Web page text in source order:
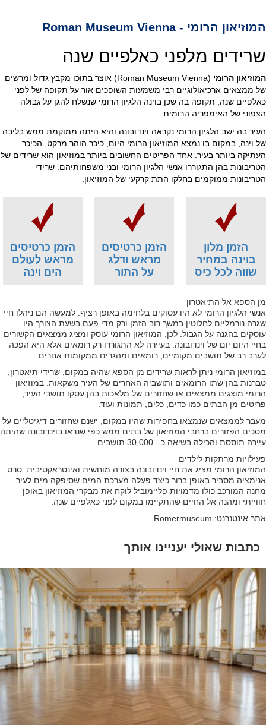
המוזיאון הרומי - Roman Museum Vienna
שרידים מלפני כאלפיים שנה
המוזיאון הרומי
(Roman Museum Vienna) אוצר בתוכו מקבץ גדול ומרשים
של ממצאים ארכיאולוגיים רבי משמעות השופכים אור על תקופה של לפני
כאלפיים שנה, תקופה בה שכן בוינה הלגיון הרומי שנשלח להגן על גבולה
הצפוני של האימפריה הרומית.
העיר בה ישב הלגיון הרומי נקראה וינדובונה והיא היתה ממוקמת ממש בליבה
של וינה, במקום בו נמצא המוזיאון הרומי היום, כיכר הוהר מרקט, הכיכר
העתיקה ביותר בעיר. אחד הפריטים החשובים ביותר במוזיאון הוא שרידים של
הטריבונות בהן התגוררו אנשי הלגיון הרומי ובני משפחותיהם. שרידי
הטריבונות ממוקמים בחלקו התת קרקעי של המוזיאון.
הזמן מלון
בוינה במחיר
שווה לכל כיס
הזמן כרטיסים
מראש ודלג
על התור
הזמן כרטיסים
מראש לעולם
הים וינה
מן הספא אל התיאטרון
אנשי הלגיון הרומי לא היו עסוקים בלחימה באופן רציף. למעשה הם ניהלו חיי
שגרה נורמליים לחלוטין במשך רוב הזמן ורק מדי פעם בשעת הצורך היו
עוסקים בהגנה על הגבול. לכן, המוזיאון הרומי עוסק ומציג ממצאים הקשורים
בחיי היום יום של וינדובונה. בעיירה לא התגוררו רק רומאים אלא היא הפכה
לערב רב של תושבים מקומיים, רומאים ומהגרים ממקומות אחרים.
במוזיאון הרומי ניתן לראות שרידים מן הספא שהיה במקום, שרידי תיאטרון,
טברנות בהן שתו הרומאים ותושביה האחרים של העיר משקאות. במוזיאון
הרומי מוצגים ממצאים או שחזורים של מלאכות בהן עסקו תושבי העיר,
פריטים מן הבתים כמו כדים, כלים, תמונות ועוד.
מעבר לממצאים שנמצאו בחפירות שהיו במקום, ישנם שחזורים דיגיטליים על
מסכים הפזורים ברחבי המוזיאון של בתים ממש כפי שנראו בוינדובונה שהיתה
עיירה תוססת והכילה בשיאה כ- 30,000 תושבים.
פעילויות מרתקות לילדים
המוזיאון הרומי מציג את חיי וינדובונה בצורה מוחשית ואינטראקטיבית. סרט
אנימציה מסביר באופן ברור כיצד פעלה מערכת המים שסיפקה מים לעיר.
מחנה המורכב כולו מדמויות פליימוביל לוקח את מבקרי המוזיאון באופן
חווייתי ומהנה אל החיים שהתקיימו במקום לפני כאלפיים שנה.
אתר אינטנרנט: Romermuseum
כתבות שאולי יעניינו אותך